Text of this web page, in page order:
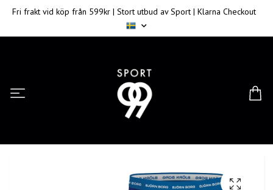
Fri frakt vid köp från 599kr | Stort utbud av Sport | Klarna Checkout